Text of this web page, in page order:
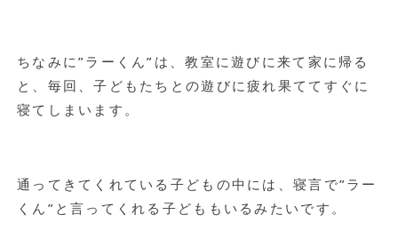
ちなみに”ラーくん”は、教室に遊びに来て家に帰る
と、毎回、子どもたちとの遊びに疲れ果ててすぐに
寝てしまいます。
通ってきてくれている子どもの中には、寝言で”ラー
くん”と言ってくれる子どももいるみたいです。